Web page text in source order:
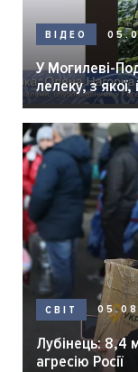
ВІДЕО
У Могилеві-
лелеку, з
СВІТ
Лубінець: 8,4
агресію Росії